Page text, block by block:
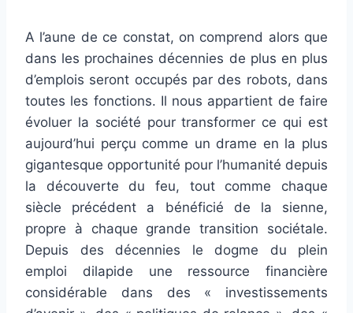
A l’aune de ce constat, on comprend alors que
dans les prochaines décennies de plus en plus
d’emplois seront occupés par des robots, dans
toutes les fonctions. Il nous appartient de faire
évoluer la société pour transformer ce qui est
aujourd’hui perçu comme un drame en la plus
gigantesque opportunité pour l’humanité depuis
la découverte du feu, tout comme chaque
siècle précédent a bénéficié de la sienne,
propre à chaque grande transition sociétale.
Depuis des décennies le dogme du plein
emploi dilapide une ressource financière
considérable dans des « investissements